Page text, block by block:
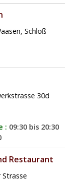
, Schloß
30d
: 09:30 bis 20:30
Restaurant
Strasse